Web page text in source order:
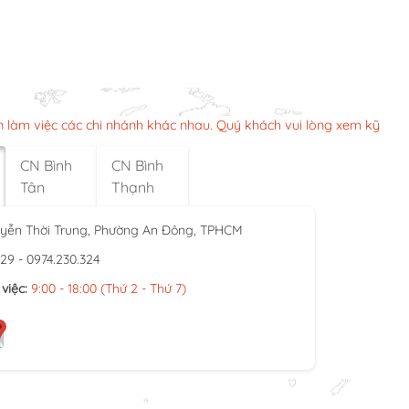
làm việc các chi nhánh khác nhau. Quý khách vui lòng xem kỹ
CN Bình
Tân
CN Bình
Thạnh
Thời Trung, Phường An Đông, TPHCM
- 0974.230.324
9:00 - 18:00 (Thứ 2 - Thứ 7)